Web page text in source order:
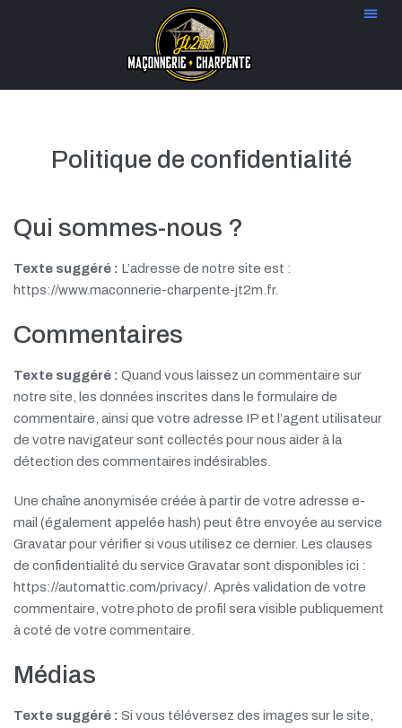
Politique de confidentialité
Qui sommes-nous ?
Texte suggéré : L’adresse de notre site est :
https://www.maconnerie-charpente-jt2m.fr.
Commentaires
Texte suggéré : Quand vous laissez un commentaire sur
notre site, les données inscrites dans le formulaire de
commentaire, ainsi que votre adresse IP et l’agent utilisateur
de votre navigateur sont collectés pour nous aider à la
détection des commentaires indésirables.
Une chaîne anonymisée créée à partir de votre adresse e-
mail (également appelée hash) peut être envoyée au service
Gravatar pour vérifier si vous utilisez ce dernier. Les clauses
de confidentialité du service Gravatar sont disponibles ici :
https://automattic.com/privacy/. Après validation de votre
commentaire, votre photo de profil sera visible publiquement
à coté de votre commentaire.
Médias
Texte suggéré : Si vous téléversez des images sur le site,